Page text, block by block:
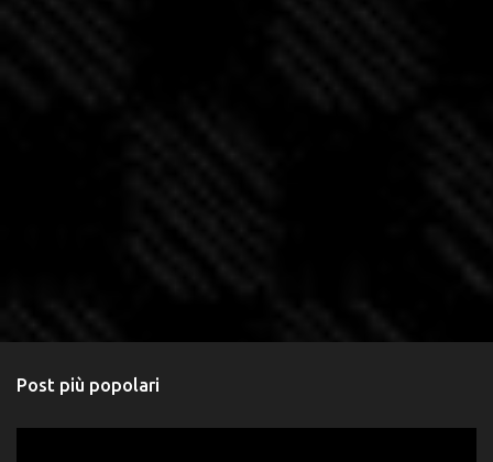
Post più popolari